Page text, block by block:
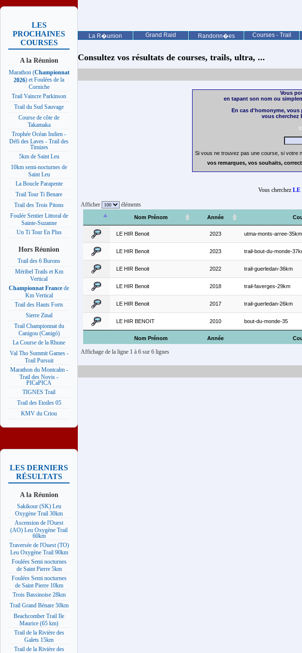
La R�union Grand Raid Randonn�es Courses - Trail
LES
PROCHAINES
COURSES
A la Réunion
Marathon (Championnat
2026) et Foulées de la
Corniche
Trail Vaincre Parkinson
Trail du Sud Sauvage
Course de côte de
Takamaka
Trophée Océan Indien -
Défi des Laves - Trail des
Timizes
5km de Saint Leu
10km semi-nocturnes de
Saint Leu
La Boucle Parapente
Trail Tour Ti Benare
Trail des Trois Pitons
Foulée Sentier Littoral de
Sainte-Suzanne
Un Ti Tour En Plus
Hors Réunion
Trail des 6 Burons
Méribel Trails et Km
Vertical
Championnat France de
Km Vertical
Trail des Hauts Forts
Sierre Zinal
Trail Championnat du
Canigou (Canigó)
La Course de la Rhune
Val Tho Summit Games -
Trail Pursuit
Marathon du Montcalm -
Trail des Novis -
PICaPICA
TIGNES Trail
Trail des Etoiles 05
KMV du Criou
LES DERNIERS
RÉSULTATS
A la Réunion
Sakikour (SK) Leu
Oxygène Trail 30km
Ascension de l'Ouest
(AO) Leu Oxygène Trail
60km
Traversée de l'Ouest (TO)
Leu Oxygène Trail 90km
Foulées Semi nocturnes
de Saint Pierre 5km
Foulées Semi nocturnes
de Saint Pierre 10km
Trois Bassinoise 28km
Trail Grand Bénare 50km
Beachcomber Trail Ile
Maurice (65 km)
Trail de la Rivière des
Galets 15km
Trail de la Rivière des
Consultez vos résultats de courses, trails, ultra, ...
Vous
en tapant son nom ou
En cas d'homonyme, vous
vous cherchez
Si vous ne trouvez pas une course, si votre
vos remarques, vos souhaits,
Vous cherchez LE
Afficher éléments
Nom Prénom Année
Nom Prénom Année
LE HIR Benoit 2023 utma-monts-arree-35km
LE HIR Benoit 2023 trail-bout-du-monde-
LE HIR Benoit 2022 trail-guerledan-36km
LE HIR Benoit 2018 trail-faverges-29km
LE HIR Benoit 2017 trail-guerledan-26km
LE HIR BENOIT 2010 bout-du-monde-35
Affichage de la ligne 1 à 6 sur 6 lignes